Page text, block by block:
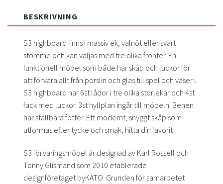
BESKRIVNING
S3 highboard finns i massiv ek, valnöt eller svart
stomme och kan väljas med tre olika fronter. En
funktionell möbel som både har skåp och luckor för
att förvara allt från porslin och glas till spel och vaser i.
S3 highboard har 6st lådor i tre olika storlekar och 4st
fack med luckor. 3st hyllplan ingår till möbeln. Benen
har ställbara fötter. Ett modernt, snyggt skåp som
utformas efter tycke och smak, hitta din favorit!
S3 förvaringsmöbel är designad av Karl Rossell och
Tonny Glismand som 2010 etablerade
designföretaget byKATO. Grunden för samarbetet